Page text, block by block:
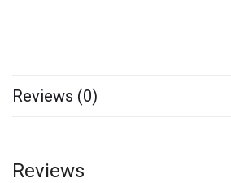
Reviews (0)
Reviews